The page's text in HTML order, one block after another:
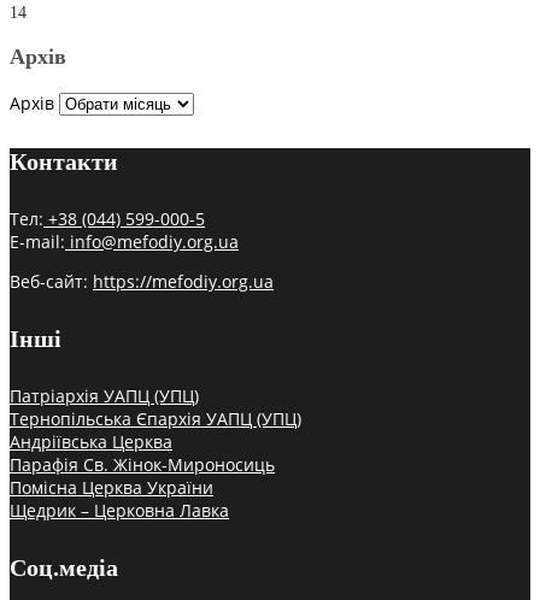
14
Архів
Архів
Контакти
Тел: +38 (044) 599-000-5
E-mail: info@mefodiy.org.ua
Веб-сайт: https://mefodiy.org.ua
Інші
Патріархія УАПЦ (УПЦ)
Тернопільська Єпархія УАПЦ (УПЦ)
Андріївська Церква
Парафія Св. Жінок-Мироносиць
Помісна Церква України
Щедрик – Церковна Лавка
Соц.медіа